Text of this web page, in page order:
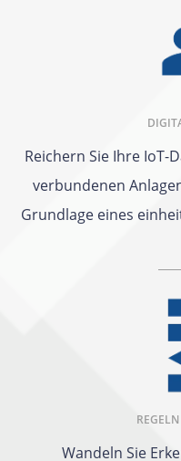
Reichern Sie Ihre IoT-
verbundenen
Grundlage eines
Wandeln Sie